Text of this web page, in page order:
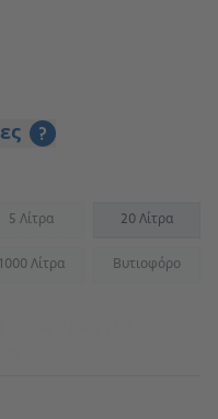
?
5 Λίτρα
(Not available) 20 Λίτρα
1000 Λίτρα(Not available)Βυτιοφόρο
(Not